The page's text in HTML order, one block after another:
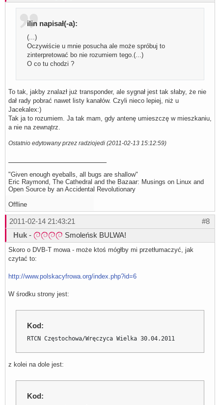
ilin napisał(-a):
(...)
Oczywiście u mnie posucha ale może spróbuj to
zinterpretować bo nie rozumiem tego.(...)
O co tu chodzi ?
To tak, jakby znalazł już transponder, ale sygnał jest tak słaby, że nie
dał rady pobrać nawet listy kanałów. Czyli nieco lepiej, niż u
Jacekalex:)
Tak ja to rozumiem. Ja tak mam, gdy antenę umieszczę w mieszkaniu,
a nie na zewnątrz.
Ostatnio edytowany przez radziojedi (2011-02-13 15:12:59)
"Given enough eyeballs, all bugs are shallow"
Eric Raymond, The Cathedral and the Bazaar: Musings on Linux and
Open Source by an Accidental Revolutionary
Offline
#8
2011-02-14 21:43:21
Huk - Smoleńsk BULWA!
Skoro o DVB-T mowa - może ktoś mógłby mi przetłumaczyć, jak
czytać to:
http://www.polskacyfrowa.org/index.php?id=6
W środku strony jest:
Kod:
RTCN Częstochowa/Wręczyca Wielka 30.04.2011
z kolei na dole jest:
Kod: